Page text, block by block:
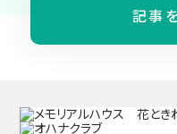
記事